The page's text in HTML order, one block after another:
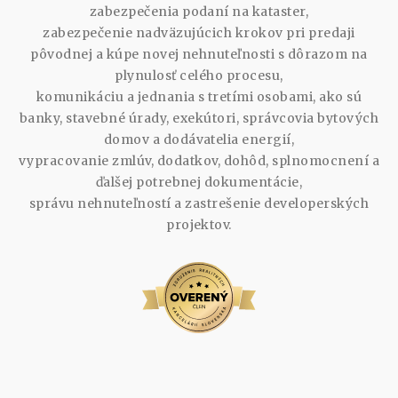
zabezpečenia podaní na kataster,
zabezpečenie nadväzujúcich krokov pri predaji
pôvodnej a kúpe novej nehnuteľnosti s dôrazom na
plynulosť celého procesu,
komunikáciu a jednania s tretími osobami, ako sú
banky, stavebné úrady, exekútori, správcovia bytových
domov a dodávatelia energií,
vypracovanie zmlúv, dodatkov, dohôd, splnomocnení a
ďalšej potrebnej dokumentácie,
správu nehnuteľností a zastrešenie developerských
projektov.